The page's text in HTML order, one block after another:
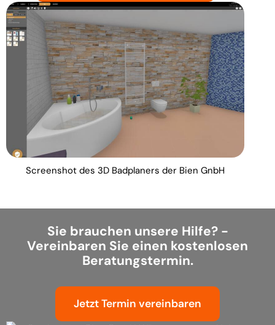
Screenshot des 3D Badplaners der Bien GnbH
Sie brauchen unsere Hilfe? -
Vereinbaren Sie einen kostenlosen
Beratungstermin.
Jetzt Termin vereinbaren